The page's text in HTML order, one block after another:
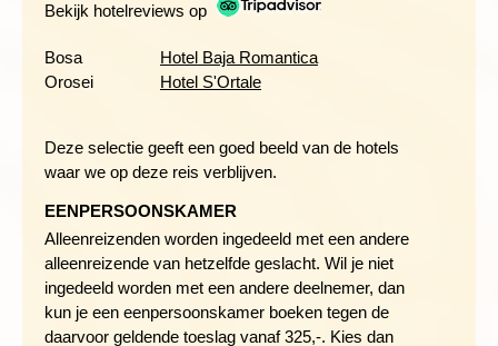
Dag 6 Orosei - fietstocht naar Bidderosa natuurreservaat -
Bekijk hotelreviews op
Bosa
Hotel Baja Romantica
Orosei
Hotel S'Ortale
Deze selectie geeft een goed beeld van de hotels
waar we op deze reis verblijven.
EENPERSOONSKAMER
Alleenreizenden worden ingedeeld met een andere
alleenreizende van hetzelfde geslacht. Wil je niet
ingedeeld worden met een andere deelnemer, dan
kun je een eenpersoonskamer boeken tegen de
daarvoor geldende toeslag vanaf 325,-. Kies dan